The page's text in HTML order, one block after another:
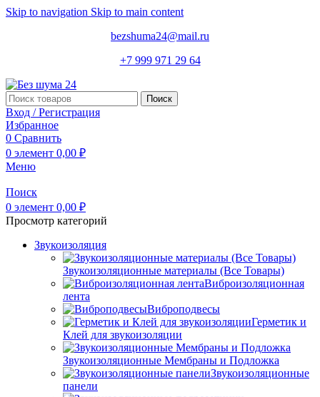
Skip to navigation Skip to main content
bezshuma24@mail.ru
+7 999 971 29 64
Поиск
Вход / Регистрация
Избранное
0 Сравнить
0 элемент 0,00 ₽
Меню
Поиск
0 элемент 0,00 ₽
Просмотр категорий
Звукоизоляция
Звукоизоляционные материалы (Все Товары)
Виброизоляционная
лента
Виброподвесы
Герметик и
Клей для звукоизоляции
Звукоизоляционные Мембраны и Подложка
Звукоизоляционные
панели